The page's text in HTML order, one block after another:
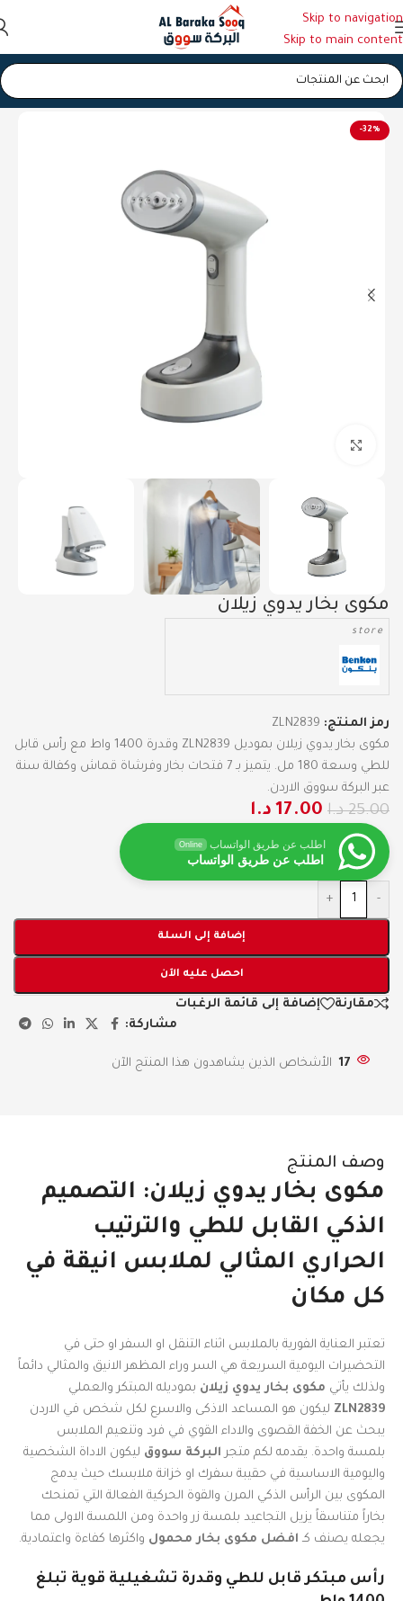
Skip to navigation
Skip to main content
الرئيسية/مكوى
-32%
مكوى بخار يدوي زيلان
store
رمز المنتج: ZLN2839
مكوى بخار يدوي زيلان بموديل ZLN2839 وقدرة 1400 واط مع رأس قابل
للطي وسعة 180 مل. يتميز بـ 7 فتحات بخار وفرشاة قماش وكفالة سنة
عبر البركة سووق الاردن.
25.00 د.ا 17.00 د.ا
اطلب عن طريق الواتساب Online
اطلب عن طريق الواتساب
-
+
إضافة إلى السلة
احصل عليه الآن
مقارنة
إضافة إلى قائمة الرغبات
مشاركة:
17 الأشخاص الذين يشاهدون هذا المنتج الآن
وصف المنتج
مكوى بخار يدوي زيلان: التصميم
الذكي القابل للطي والترتيب
الحراري المثالي لملابس انيقة في
كل مكان
تعتبر العناية الفورية بالملابس اثناء التنقل او السفر او حتى في
التحضيرات اليومية السريعة هي السر وراء المظهر الانيق والمثالي دائماً
ولذلك يأتي مكوى بخار يدوي زيلان بموديله المبتكر والعملي
ZLN2839 ليكون هو المساعد الاذكى والاسرع لكل شخص في الاردن
يبحث عن الخفة القصوى والاداء القوي في فرد وتنعيم الملابس
بلمسة واحدة. يقدمه لكم متجر البركة سووق ليكون الاداة الشخصية
واليومية الاساسية في حقيبة سفرك او خزانة ملابسك حيث يدمج
المكوى بين الرأس الذكي المرن والقوة الحركية الفعالة التي تمنحك
بخاراً متناسقاً يزيل التجاعيد بلمسة زر واحدة ومن اللمسة الاولى مما
يجعله يصنف كـ افضل مكوى بخار محمول واكثرها كفاءة واعتمادية.
رأس مبتكر قابل للطي وقدرة تشغيلية قوية تبلغ